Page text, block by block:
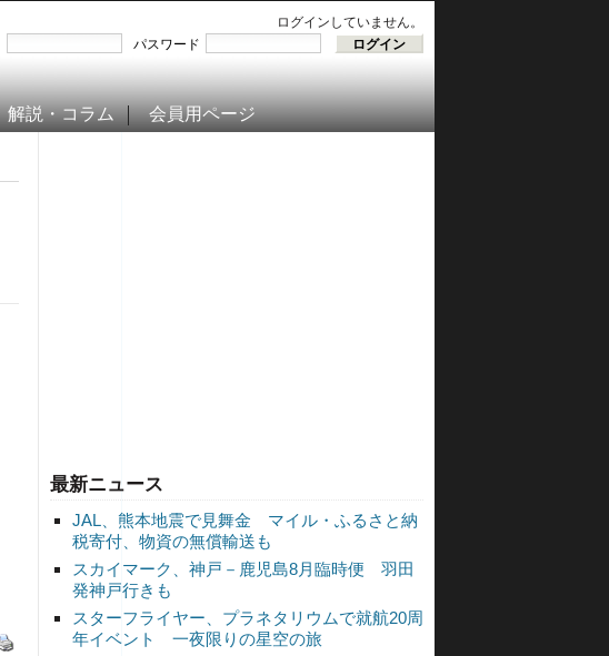
ログインしていません。
パスワード
解説・コラム 会員用ページ
最新ニュース
JAL、熊本地震で見舞金 マイル・ふるさと納
税寄付、物資の無償輸送も
スカイマーク、神戸－鹿児島8月臨時便 羽田
発神戸行きも
スターフライヤー、プラネタリウムで就航20周
年イベント 一夜限りの星空の旅